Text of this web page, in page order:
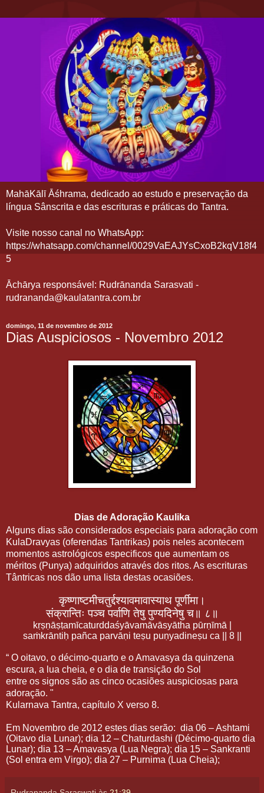
MahāKālī Āśhrama, dedicado ao estudo e preservação da
língua Sânscrita e das escrituras e práticas do Tantra.
Visite nosso canal no WhatsApp:
https://whatsapp.com/channel/0029VaEAJYsCxoB2kqV18f4
5
Āchārya responsável: Rudrānanda Sarasvati -
rudrananda@kaulatantra.com.br
domingo, 11 de novembro de 2012
Dias Auspiciosos - Novembro 2012
Dias de Adoração Kaulika
Alguns dias são considerados especiais para adoração com
KulaDravyas (oferendas Tantrikas) pois neles acontecem
momentos astrológicos especificos que aumentam os
méritos (Punya) adquiridos através dos ritos. As escrituras
Tântricas nos dão uma lista destas ocasiões.
कृष्णाष्टमीचतुर्द्दश्यावमावास्याथ पूर्णीमा।
संक्रान्तिः पञ्च पर्वाणि तेषु पुण्यदिनेषु च॥ ८॥
kṛṣṇāṣṭamīcaturddaśyāvamāvāsyātha pūrṇīmā |
saṁkrāntiḥ pañca parvāṇi teṣu puṇyadineṣu ca || 8 ||
“ O oitavo, o décimo-quarto e o Amavasya da quinzena
escura, a lua cheia, e o dia de transição do Sol
entre os signos são as cinco ocasiões auspiciosas para
adoração. "
Kularnava Tantra, capítulo X verso 8.
Em Novembro de 2012 estes dias serão: dia 06 – Ashtami
(Oitavo dia Lunar); dia 12 – Chaturdashi (Décimo-quarto dia
Lunar); dia 13 – Amavasya (Lua Negra); dia 15 – Sankranti
(Sol entra em Virgo); dia 27 – Purnima (Lua Cheia);